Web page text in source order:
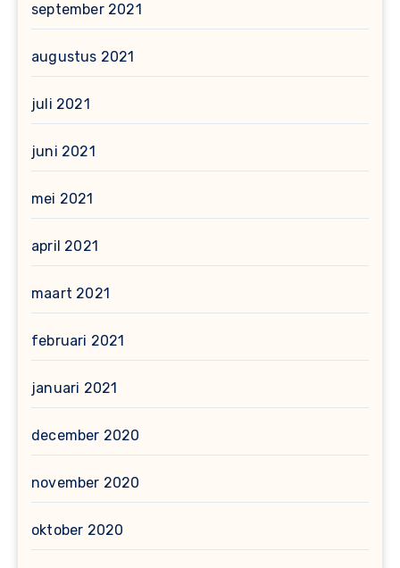
september 2021
augustus 2021
juli 2021
juni 2021
mei 2021
april 2021
maart 2021
februari 2021
januari 2021
december 2020
november 2020
oktober 2020